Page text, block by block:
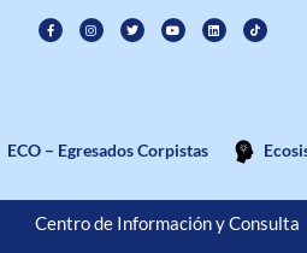
ECO – Egresados Corpistas
Centro de Información y Consulta